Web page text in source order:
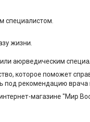
специалистом.
жизни.
аюрведическим
которое поможет
рекомендацию врача
магазине "Мир